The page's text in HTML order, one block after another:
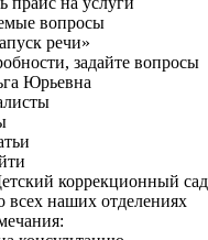
вопросы
речи»
задайте вопросы
Юрьевна
коррекционный сад
всех наших отделениях